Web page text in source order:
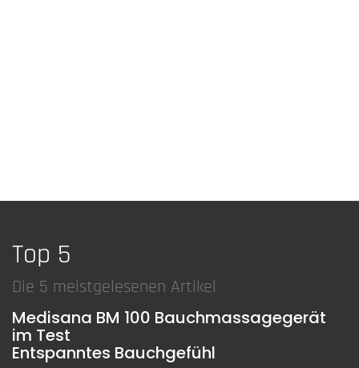
Top 5
Die 5 meistgelesenen Artikel
Medisana BM 100 Bauchmassagegerät
im Test
Entspanntes Bauchgefühl